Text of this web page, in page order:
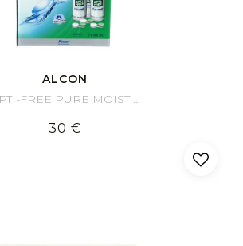
ALCON
OPTI-FREE PURE MOIST Pack 3 x 300ml
30 €